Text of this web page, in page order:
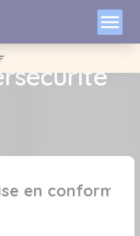
menu
-
en conformité